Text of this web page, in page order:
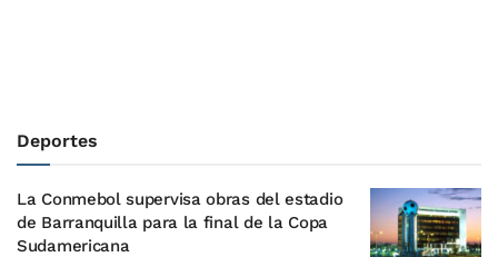
Deportes
La Conmebol supervisa obras del estadio
de Barranquilla para la final de la Copa
Sudamericana